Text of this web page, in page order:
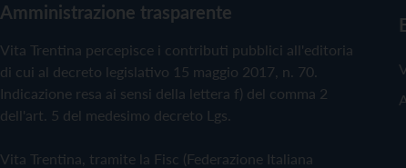
Amministrazione trasparente
Vita Trentina percepisce i contributi pubblici all'editoria
di cui al decreto legislativo 15 maggio 2017, n. 70.
Indicazione resa ai sensi della lettera f) del comma 2
dell'art. 5 del medesimo decreto Lgs.
Vita Trentina, tramite la Fisc (Federazione Italiana